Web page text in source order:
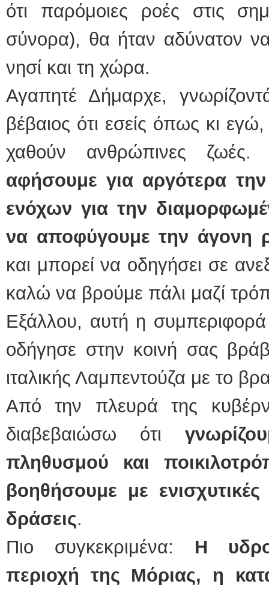
ότι παρόμοιες ροές στις
σύνορα), θα ήταν αδύνατον
νησί και τη χώρα.
Αγαπητέ Δήμαρχε,
βέβαιος ότι εσείς όπως κι
χαθούν ανθρώπινες
αφήσουμε για αργότερα
ενόχων για την
να αποφύγουμε την άγονη
και μπορεί να οδηγήσει σε
καλώ να βρούμε πάλι μαζί
Εξάλλου, αυτή η
οδήγησε στην κοινή σας
ιταλικής Λαμπεντούζα με το
Από την πλευρά της
διαβεβαιώσω ότι
πληθυσμού και
βοηθήσουμε με
δράσεις.
Πιο συγκεκριμένα: Η
περιοχή της Μόριας, η